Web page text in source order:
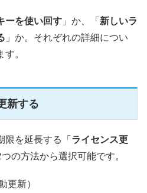
ーを使い回す 」か、「新しいラ
」か。それぞれの詳細につい
。
新する
限を延長する「ライセンス更
の方法から選択可能です。
更新）